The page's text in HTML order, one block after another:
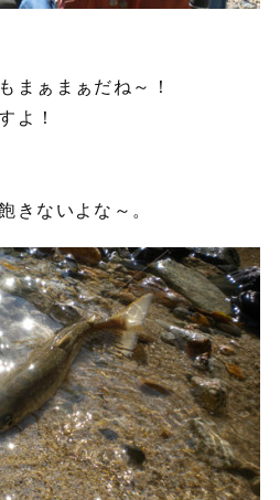
まぁまぁだね～！
よ！
きないよな～。